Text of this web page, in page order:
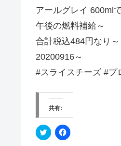
アールグレイ 600ml
午後の燃料補給～
合計税込484円なり～
20200916～
#スライスチーズ #プ
共有:
ク
リ
F
a